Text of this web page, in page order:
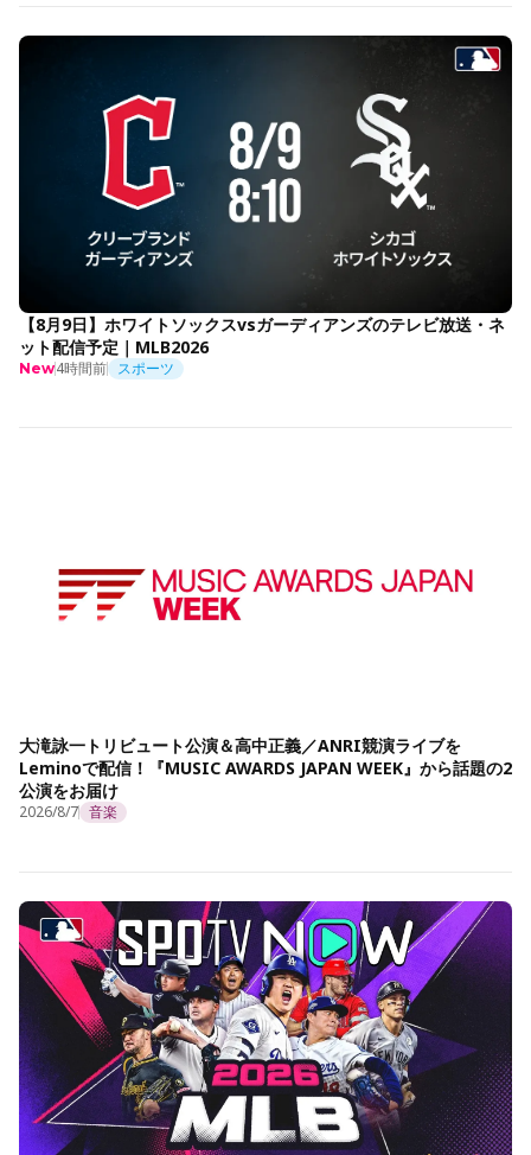
【8月9日】ホワイトソックスvsガーディアンズのテレビ放送・ネ
ット配信予定｜MLB2026
New4時間前 スポーツ
大滝詠一トリビュート公演＆高中正義／ANRI競演ライブを
Leminoで配信！『MUSIC AWARDS JAPAN WEEK』から話題の2
公演をお届け
2026/8/7 音楽